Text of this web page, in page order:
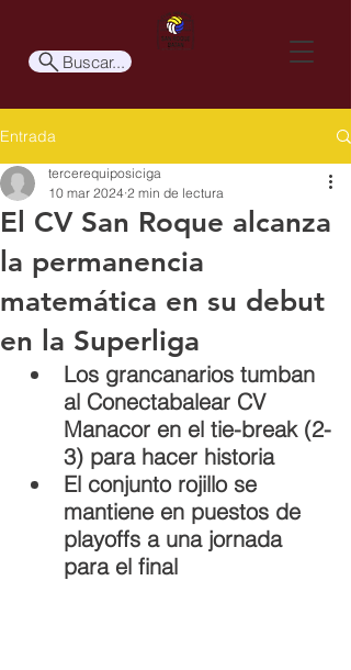
Buscar...
Entrada
El CV San Roque alcanza
la permanencia
matemática en su debut
en la Superliga
tercerequiposiciga
10 mar 2024 2 min de lectura
Los grancanarios tumban
al Conectabalear CV
Manacor en el tie-break (2-
3) para hacer historia
El conjunto rojillo se
mantiene en puestos de
playoffs a una jornada
para el final